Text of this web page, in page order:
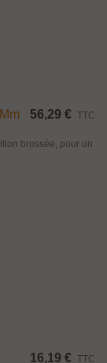
56,29 € TTC
brossée, pour un